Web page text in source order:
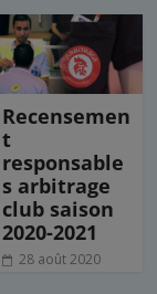
Recensemen
t
responsable
s arbitrage
club saison
2020-2021
28 août 2020